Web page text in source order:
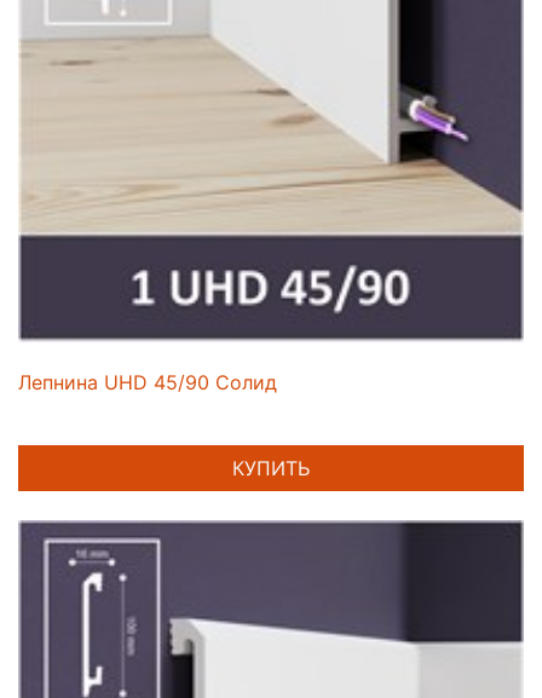
Лепнина UHD 45/90 Солид
КУПИТЬ